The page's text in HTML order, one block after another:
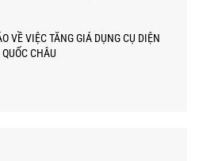
VỀ VIỆC TĂNG GIÁ DỤNG CỤ DIỆN
CHÂU